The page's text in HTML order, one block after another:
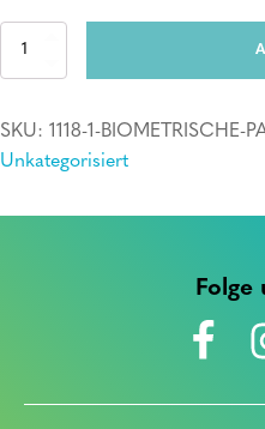
Erste
6
biometrische
SKU: 1118-1-BIOMETRISCHE-
Unkategorisiert
Folge